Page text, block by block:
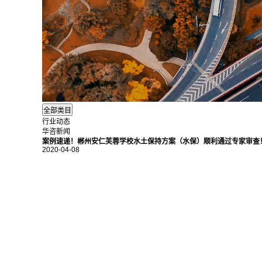
行业动态
华咨新闻
案例速递！郴州安仁芙蓉学校水土保持方案（水保）顺利通过专家审查
2020-04-08